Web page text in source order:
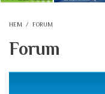
HEM / FORUM
Forum